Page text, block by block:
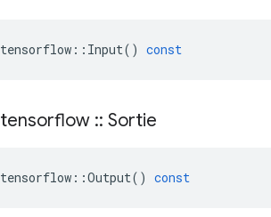
tensorflow :: Input() const
tensorflow :: Sortie
tensorflow ::Output() const